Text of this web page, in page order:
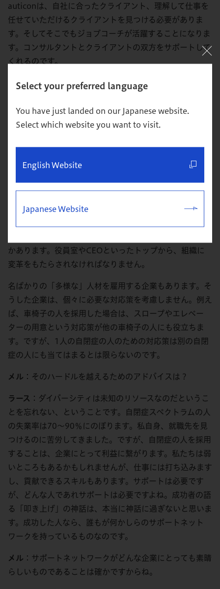
Select your preferred language
You have just landed on our Japanese website.
Select which website you want to visit.
English Website
Japanese Website
auticonは、自社に合ったクライアント、理解して仕事を
任せていただけるクライアントを見つける必要がありま
す。そしてそこでもジョブコーチが活躍することになりま
す。コンサルタントとクライアントの双方をサポートして
くれるのです。
メル：ビジネスの世界では、数年前からダイバーシティが
いるとお考えですか？
：私なりの見解ですが、auticonが成功しているこ
とを考えると、全体としては正しい方向に進んでいると見
ていいと思います。私が6年前に自閉症について勉強し始
し、治療の必要もない、と。
かあります。役員室やCEOといったトップから、組織に
変革をもたらされなければなりません。
名ばかりの「多様な」人材を雇用する企業もあります。そ
うした企業は、個々に必要な対応策を考慮しません。例え
ば、車椅子の人を採用した場合は、スロープやエレベー
ターの用意という対応策が他の車椅子の人にも役立ちま
す。ですが、1人の自閉症の人のための対応策は別の自閉
症の人にも当てはまるとは限らないのです。
メル ：そのハードルを越えるためのアドバイスは？
ラース ：ダイバーシティは未知のリソースなのだというこ
とを忘れない、ということです。自閉症スペクトラムの人
の失業率は70～90％にのぼります。私自身、就職先を見
つけるのに苦労してきました。ですが、自閉症の人を採用
することは、企業にとって利益に繋がります。私たちは弱
いところもあるかもしれませんが、仕事には打ち込みます
し、貢献できるスキルもあります。サポートは必要です
が、どんな人であれサポートは必要ですよね。成功者の語
る「叩き上げ」の神話は、本当に神話に過ぎないと思いま
す。成功した人なら、誰もが何かしらのサポートネット
ワークを持っているものなのです。
メル ：サポートネットワークがどんな企業にとっても素晴
らしいものであることは確かですからね。